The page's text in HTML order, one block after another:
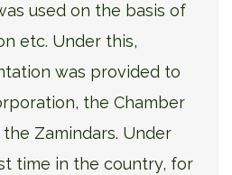
used on the basis of
etc. Under this,
was provided to
the Chamber
Zamindars. Under
time in the country, for